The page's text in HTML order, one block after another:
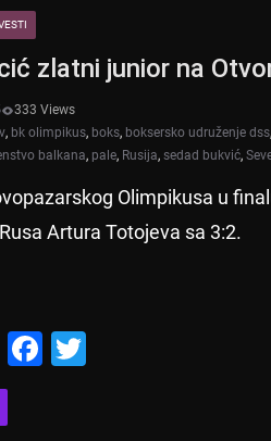
zlatni junior na
333 Views
, bk olimpikus, boks, boksersko udruženje dss,
balkana, pale, Rusija, sedad bukvić,
Olimpikusa u
Artura Totojeva sa 3:2.
Vi
b
er
F